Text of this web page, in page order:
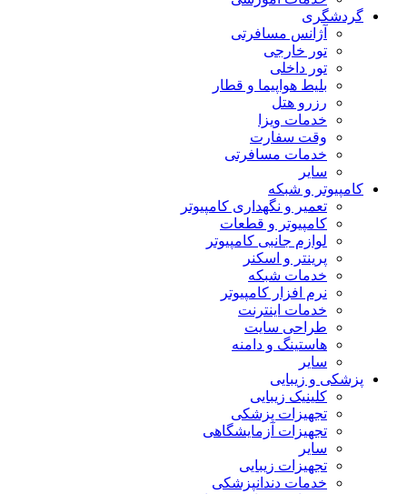
گردشگری
آژانس مسافرتی
تور خارجی
تور داخلی
بلیط هواپیما و قطار
رزرو هتل
خدمات ویزا
وقت سفارت
خدمات مسافرتی
سایر
کامپیوتر و شبکه
تعمیر و نگهداری کامپیوتر
کامپیوتر و قطعات
لوازم جانبی کامپیوتر
پرینتر و اسکنر
خدمات شبکه
نرم افزار کامپیوتر
خدمات اینترنت
طراحی سایت
هاستینگ و دامنه
سایر
پزشکی و زیبایی
کلینیک زیبایی
تجهیزات پزشکی
تجهیزات آزمایشگاهی
سایر
تجهیزات زیبایی
خدمات دندانپزشکی